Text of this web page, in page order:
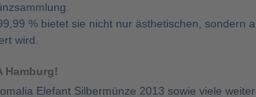
% bietet sie nicht nur ästhetischen, sondern
wird.
Hamburg!
Elefant Silbermünze 2013 sowie viele